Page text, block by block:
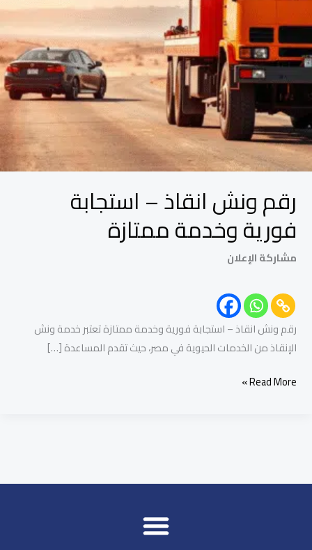
رقم ونش انقاذ – استجابة
فورية وخدمة ممتازة
مشاركة الإعلان
رقم ونش انقاذ – استجابة فورية وخدمة ممتازة تعتبر خدمة ونش
الإنقاذ من الخدمات الحيوية في مصر، حيث تقدم المساعدة […]
Read More »